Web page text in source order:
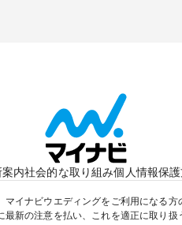
内社会的な取り組み個人情報保
マイナビウエディングをご利用になる
新の注意を払い、これを適正に取り扱